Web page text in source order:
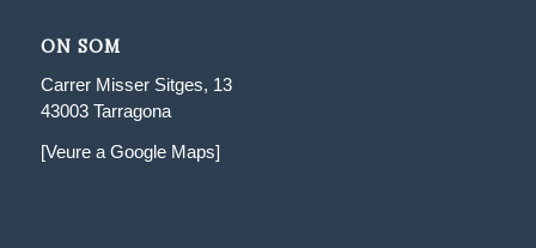
ON SOM
Carrer Misser Sitges, 13
43003 Tarragona
[Veure a Google Maps]